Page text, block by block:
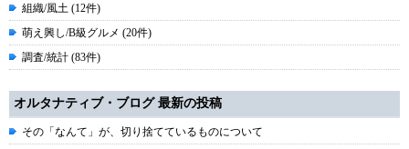
組織/風土 (12件)
萌え興し/B級グルメ (20件)
調査/統計 (83件)
オルタナティブ・ブログ 最新の投稿
その「なんて」が、切り捨てているものについて